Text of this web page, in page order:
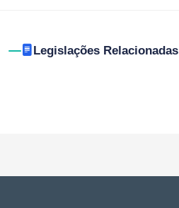
Legislações Relacionadas